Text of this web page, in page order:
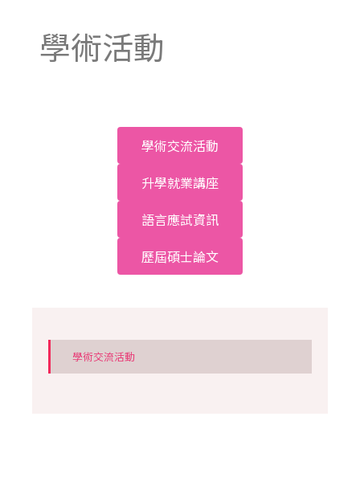
學術活動
學術交流活動
升學就業講座
語言應試資訊
歷屆碩士論文
學術交流活動